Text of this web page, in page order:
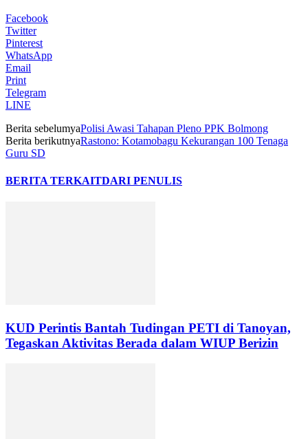
Facebook
Twitter
Pinterest
WhatsApp
Email
Print
Telegram
LINE
Berita sebelumyaPolisi Awasi Tahapan Pleno PPK Bolmong
Berita berikutnyaRastono: Kotamobagu Kekurangan 100 Tenaga
Guru SD
BERITA TERKAITDARI PENULIS
KUD Perintis Bantah Tudingan PETI di Tanoyan,
Tegaskan Aktivitas Berada dalam WIUP Berizin